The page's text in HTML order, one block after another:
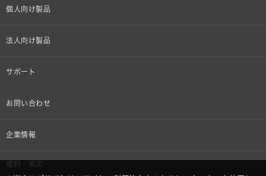
個人向け製品
オンラインストア限定
法人向け製品
設備音響機器
サポート
個人向け製品サポート
お問い合わせ
その他、メディア 取材関連等のお問い合わせ
企業情報
株式会社オーディオテクニカ
規約・規定